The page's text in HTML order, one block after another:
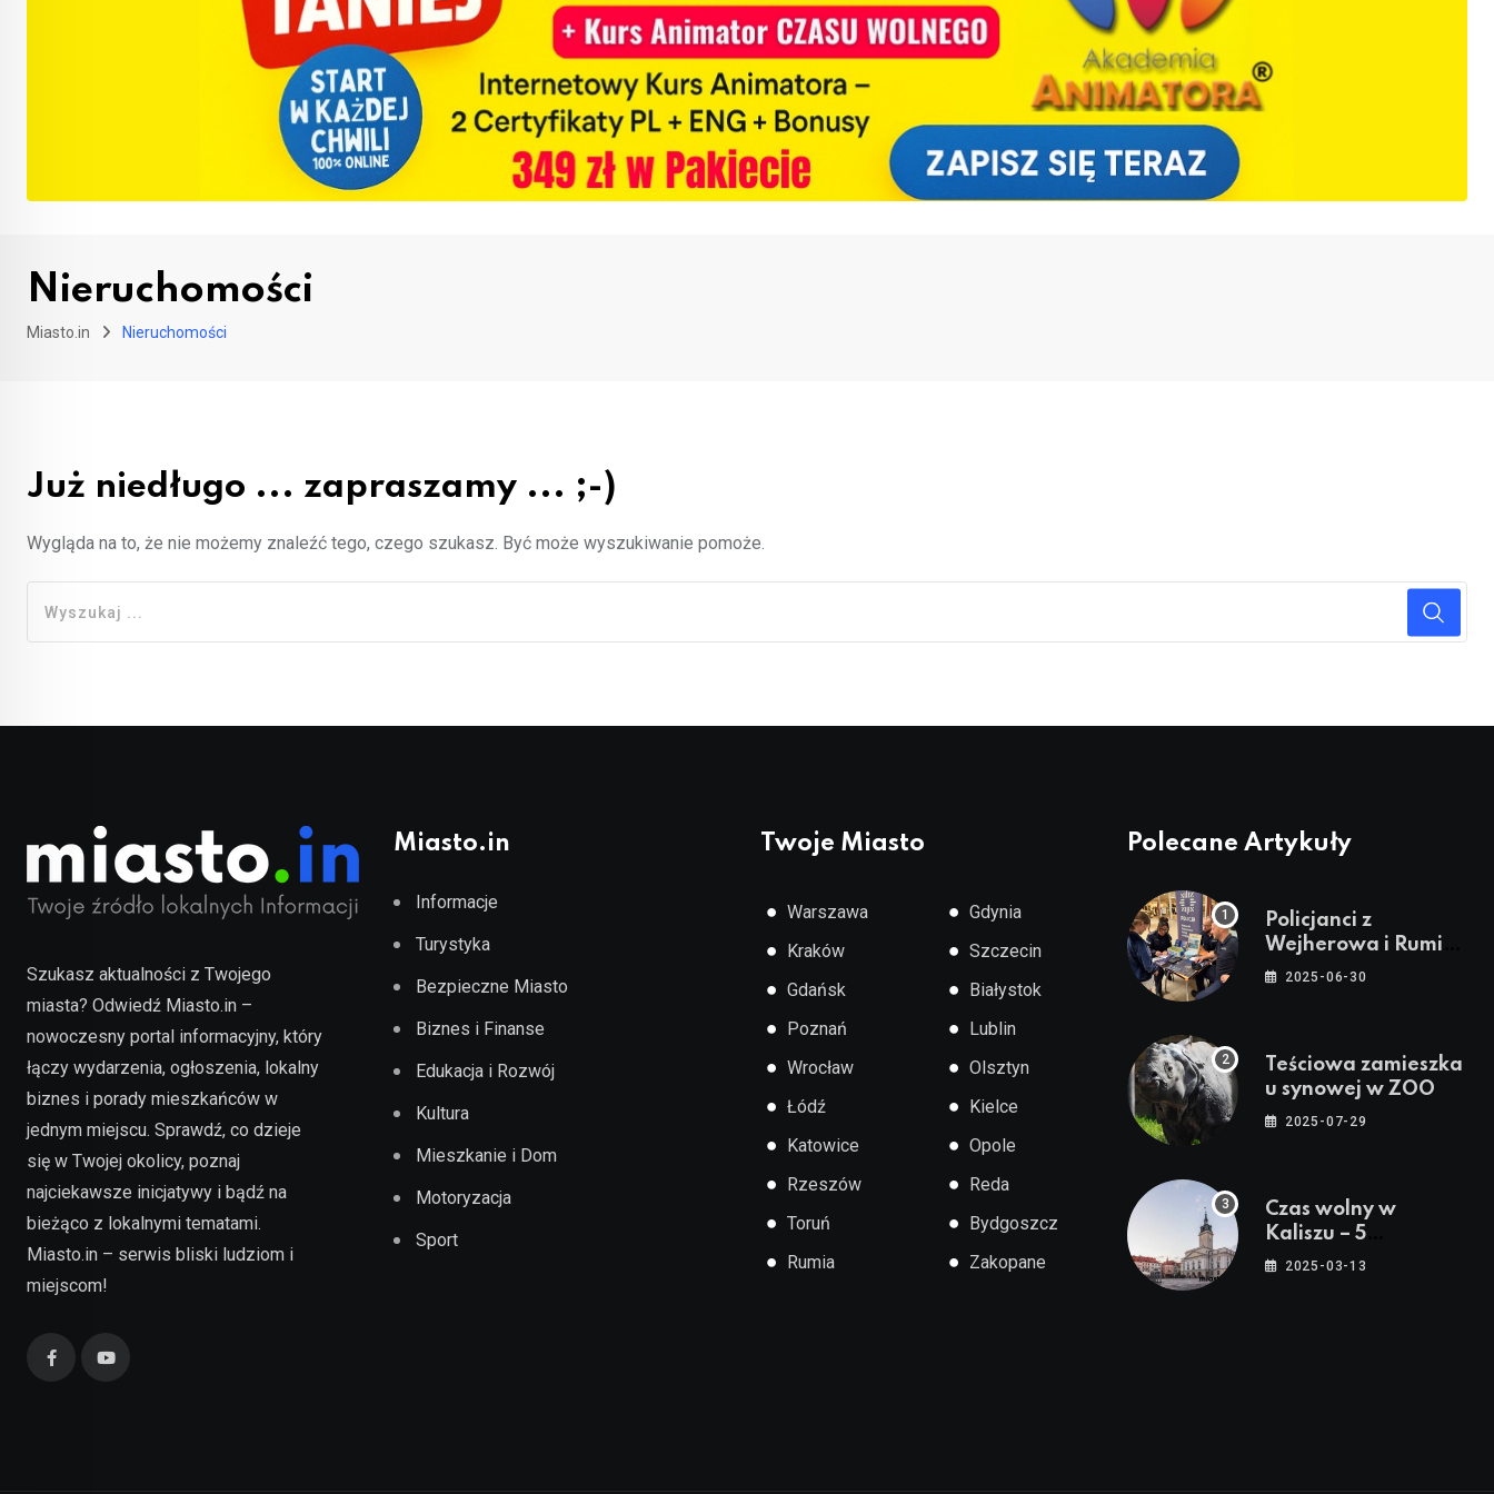
Nieruchomości
Miasto.in Nieruchomości
Już niedługo ... zapraszamy ... ;-)
Wygląda na to, że nie możemy znaleźć tego, czego szukasz. Być może wyszukiwanie pomoże.
Szukasz aktualności z Twojego
miasta? Odwiedź Miasto.in –
nowoczesny portal informacyjny, który
łączy wydarzenia, ogłoszenia, lokalny
biznes i porady mieszkańców w
jednym miejscu. Sprawdź, co dzieje
się w Twojej okolicy, poznaj
najciekawsze inicjatywy i bądź na
bieżąco z lokalnymi tematami.
Miasto.in – serwis bliski ludziom i
miejscom!
Miasto.in
Informacje
Turystyka
Bezpieczne Miasto
Biznes i Finanse
Edukacja i Rozwój
Kultura
Mieszkanie i Dom
Motoryzacja
Sport
Twoje Miasto
● Warszawa
● Kraków
● Gdańsk
● Poznań
● Wrocław
● Łódź
● Katowice
● Rzeszów
● Toruń
● Rumia
● Gdynia
● Szczecin
● Białystok
● Lublin
● Olsztyn
● Kielce
● Opole
● Reda
● Bydgoszcz
● Zakopane
Polecane Artykuły
Policjanci z
Wejherowa i Rumi
wzięli udział w akcji
2025-06-30
Teściowa zamieszka
u synowej w ZOO
2025-07-29
Czas wolny w
Kaliszu – 5
pomysłów na
2025-03-13